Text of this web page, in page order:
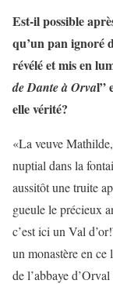
Est-il possible
qu’un pan ignoré
révélé et mis en
de Dante à Orval”
elle vérité?
«La veuve
nuptial dans la
aussitôt une truite
gueule le précieux
c’est ici un Val
un monastère en
de l’abbaye